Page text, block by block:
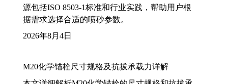
源包括ISO 8503-1标准和行业实践，帮助用户根
据需求选择合适的喷砂参数。
2026年8月4日
M20化学锚栓尺寸规格及抗拔承载力详解